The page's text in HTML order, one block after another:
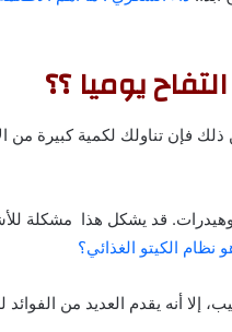
يوميا ؟؟
فإن تناولك لكمية كبيرة من
قد يشكل هذا مشكلة
نظام الكيتو الغذائي؟
إلا أنه يقدم العديد من